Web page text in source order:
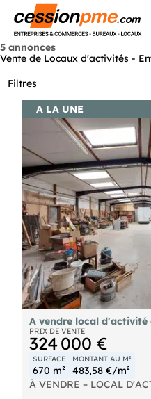
5 annonces
Vente de Locaux d'activités -
Filtres
A LA UNE
A vendre local d'activité
PRIX DE VENTE
324 000 €
SURFACE
670 m²
MONTANT AU M²
483,58 €/m²
À VENDRE – LOCAL